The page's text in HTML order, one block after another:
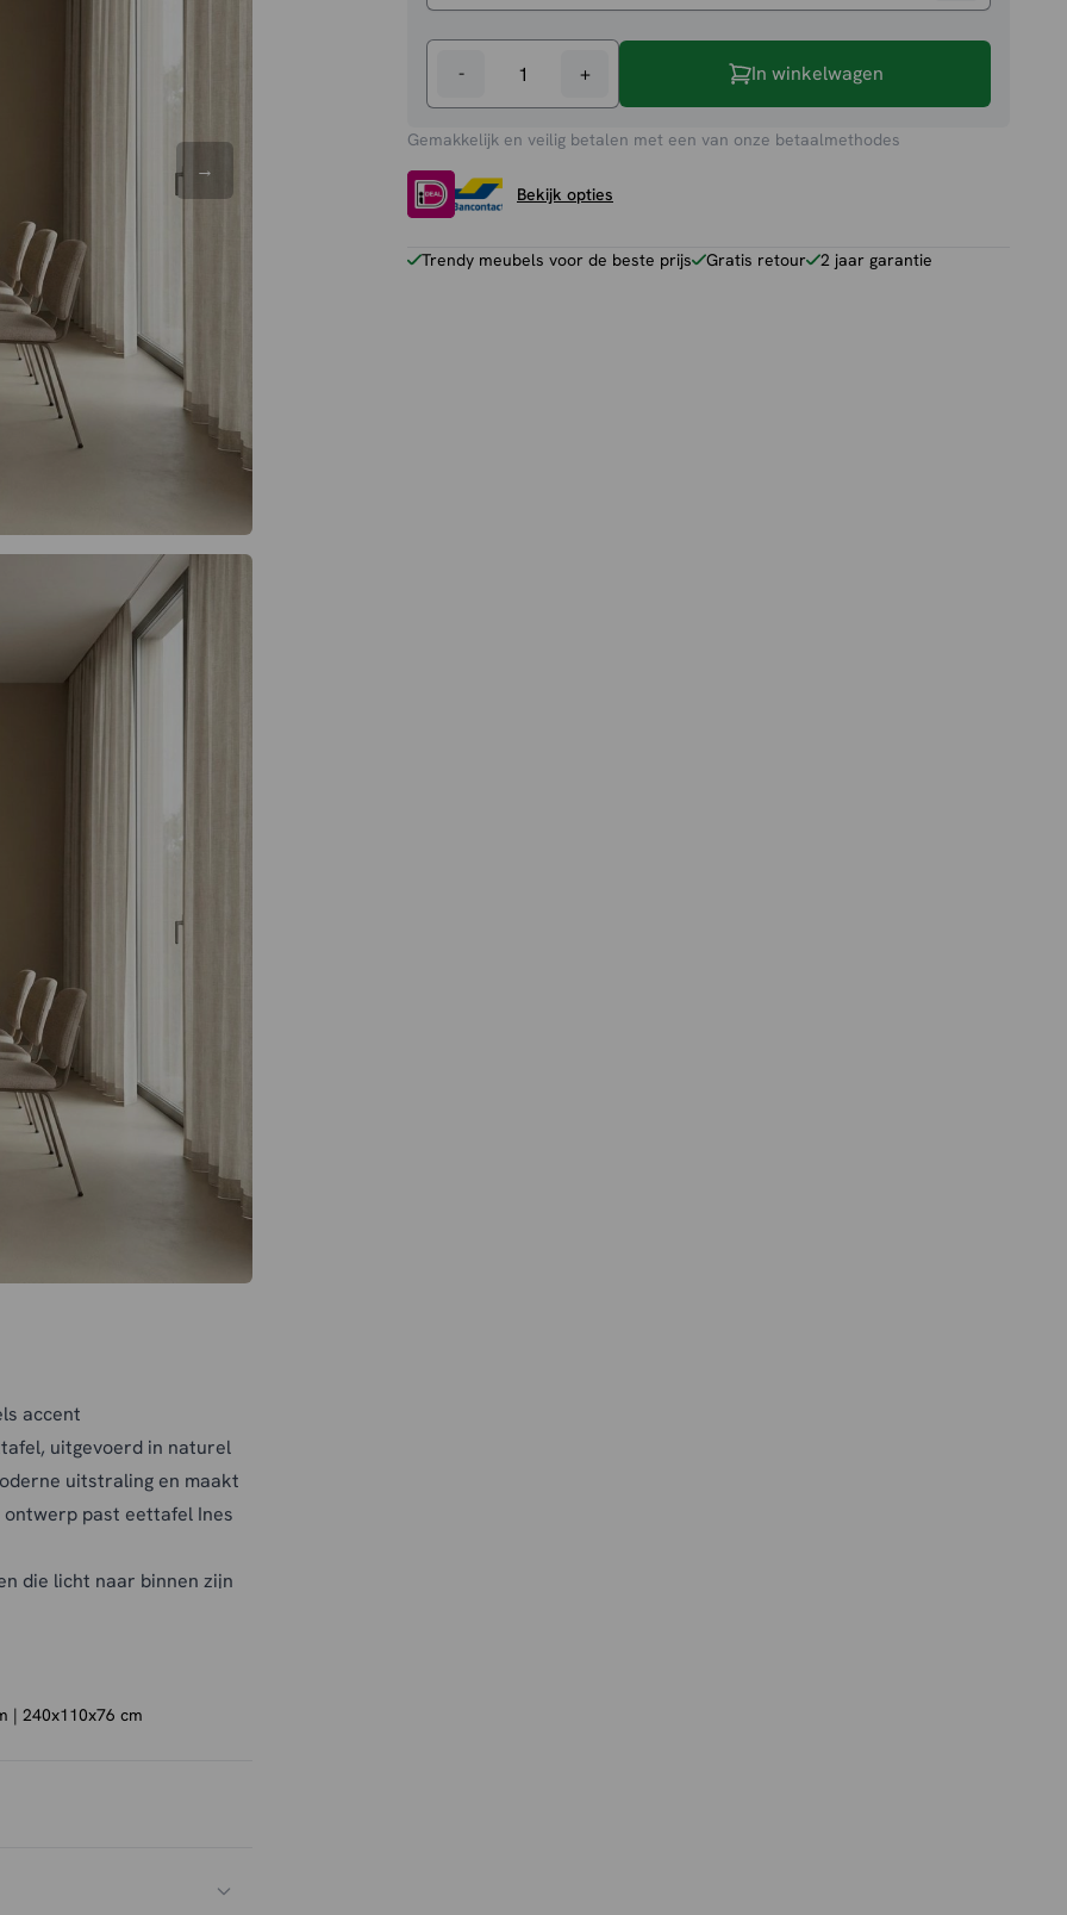
-
Ines
aantal
+ In winkelwagen
Gemakkelijk en veilig betalen met een van onze betaalmethodes
Bekijk opties
Trendy meubels voor de beste prijs Gratis retour 2 jaar garantie
accent
uitgevoerd in naturel
uitstraling en maakt
past eettafel Ines
die licht naar binnen zijn
extra elegantie toe en
comfortabel tafelen.
| 240x110x76 cm